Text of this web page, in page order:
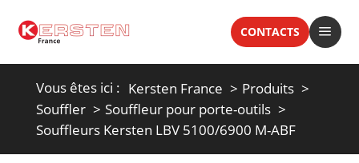
CONTACTS a
Vous êtes ici : Kersten France
Produits
Souffler
Souffleur pour porte-outils
Souffleurs Kersten LBV 5100/6900 M-ABF